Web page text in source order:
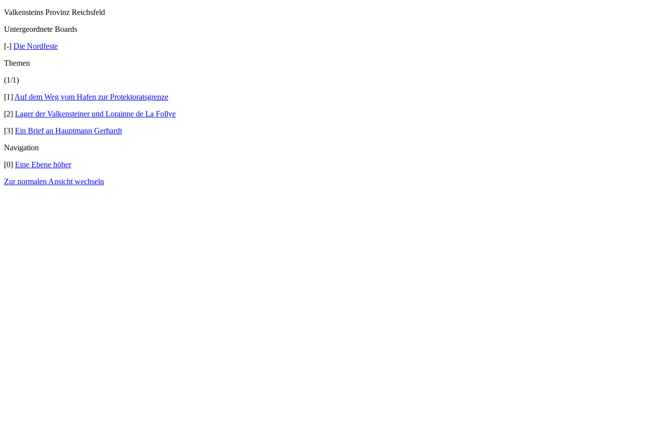
Valkensteins Provinz Reichsfeld
Untergeordnete Boards
[-] Die Nordfeste
Themen
(1/1)
[1] Auf dem Weg vom Hafen zur Protektoratsgrenze
[2] Lager der Valkensteiner und Lorainne de La Follye
[3] Ein Brief an Hauptmann Gerhardt
Navigation
[0] Eine Ebene höher
Zur normalen Ansicht wechseln